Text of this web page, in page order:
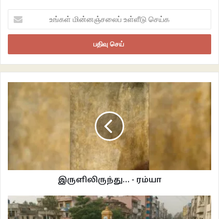
மகள்களெல்லாம் கல்யாணம் முடிந்து வெளியூரில் செட்டிலாகிவிட்டதால்
பிரமுவுக்கு எல்லா பணிவிடையையும் திருச்செந்தூரார்தான் செய்வார்.
“யோவ், முட்டிவலித் தாங்க முடியல. அந்த தென்னமரக்குடி எண்ணெய எடுத்து
வந்து பிரமுவின் முட்டியில் அழுத்தித் தேய்த்தார் திருச்செந்தூரார். பிரமு உடனே,
‘அய்யோ, அம்மா‘ வென அலறியபடி, ”இப்பும் புள்ளயப் பெத்துக்கச்
சொன்னாக்கூட சந்தோசமா பெத்துப் போட்டுருவென். ஆனா, இந்த எழவு
முட்டிவலி என்ன என்னா பாடு படுத்துது. வலியில உசுரே போவுதே”என்று
பல்லி பூச்சியைப் பிடிக்க ஊர்ந்து செல்வதுபோல் தன் முட்டிக்கு மேல் ஊர்ந்து
போன திருச்செந்தூராரின் கைகளை படக்கென்று பிடித்து, ”யோவ் கையி
எங்கயா போவுது?”என்றாள் பிரமு.
“நீதானட்டி சொன்ன புள்ளப் பெத்துக்கிறேன்னு”என்று மெல்லச் சிரித்தார்.
மின்னஞ்சலைப்
உள்ளீடு
இருளிலிருந்து… - ரம்யா